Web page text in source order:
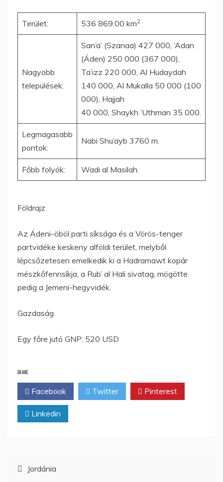
Terület: 536 869.00 km2
Nagyobb
települések:
San’a’ (Szanaa) 427 000, ‘Adan
(Áden) 250 000 (367 000),
Ta’izz 220 000, Al Hudaydah
140 000, Al Mukalla 50 000 (100
000), Hajjah
40 000, Shaykh ‘Uthman 35 000.
Legmagasabb
pontok:
Nabi Shu’ayb 3760 m.
Főbb folyók: Wadi al Masilah.
Földrajz
Az Ádeni-öböl parti síksága és a Vörös-tenger
partvidéke keskeny alföldi terület, melyből
lépcsőzetesen emelkedik ki a Hadramawt kopár
mészkőfennsíkja, a Rub’ al Hali sivatag, mögötte
pedig a Jemeni-hegyvidék.
Gazdaság
Egy főre jutó GNP: 520 USD
SHARE
Facebook Twitter Pinterest
Linkedin
Bejegyzés
Jordánia